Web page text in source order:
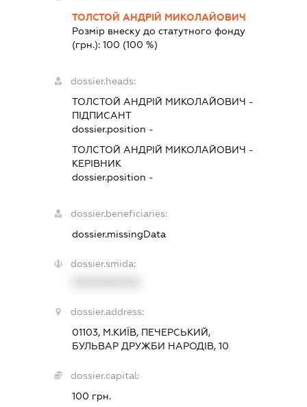
ТОЛСТОЙ АНДРІЙ МИКОЛАЙОВИЧ
Розмір внеску до статутного фонду
(грн.): 100 (100 %)
dossier.heads:
ТОЛСТОЙ АНДРІЙ МИКОЛАЙОВИЧ -
ПІДПИСАНТ
dossier.position -
ТОЛСТОЙ АНДРІЙ МИКОЛАЙОВИЧ -
КЕРІВНИК
dossier.position -
dossier.beneficiaries:
dossier.missingData
dossier.smida:
dossier.address:
01103, М.КИЇВ, ПЕЧЕРСЬКИЙ,
БУЛЬВАР ДРУЖБИ НАРОДІВ, 10
dossier.capital:
100 грн.